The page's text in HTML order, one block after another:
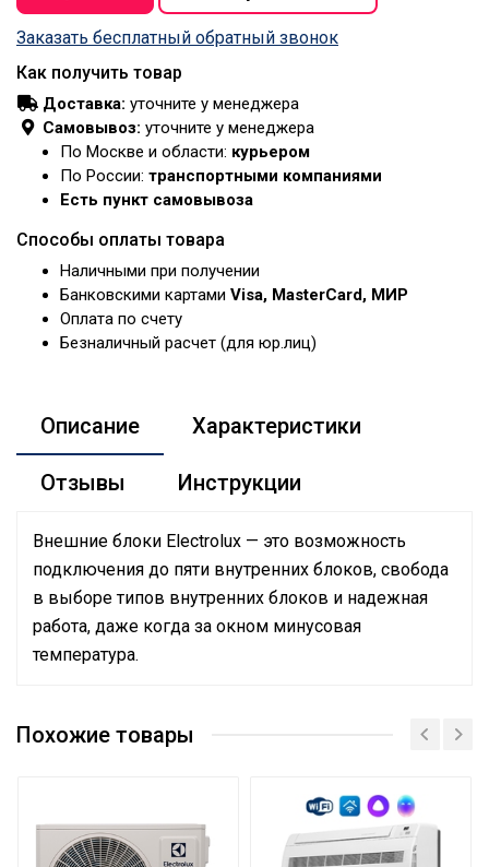
Заказать бесплатный обратный звонок
Как получить товар
Доставка: уточните у менеджера
Самовывоз: уточните у менеджера
По Москве и области: курьером
По России: транспортными компаниями
Есть пункт самовывоза
Способы оплаты товара
Наличными при получении
Банковскими картами Visa, MasterCard, МИР
Оплата по счету
Безналичный расчет (для юр.лиц)
Описание Характеристики
Отзывы Инструкции
Внешние блоки Electrolux — это возможность
подключения до пяти внутренних блоков, свобода
в выборе типов внутренних блоков и надежная
работа, даже когда за окном минусовая
температура.
производительность
Управление c
мобильного приложения
Нет
Сертификат
Похожие товары